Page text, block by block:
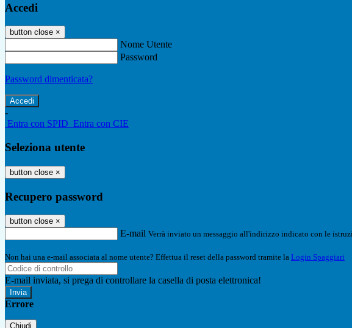
Accedi
button close ×
Nome Utente
Password
Password dimenticata?
-
Entra con SPID Entra con CIE
Seleziona utente
button close ×
Recupero password
button close ×
E-mail Verrà inviato un messaggio all'indirizzo indicato con le
Non hai una e-mail associata al nome utente? Effettua il reset della password tramite la Login Spaggiari
E-mail inviata, si prega di controllare la casella di posta elettronica!
Errore
Chiudi